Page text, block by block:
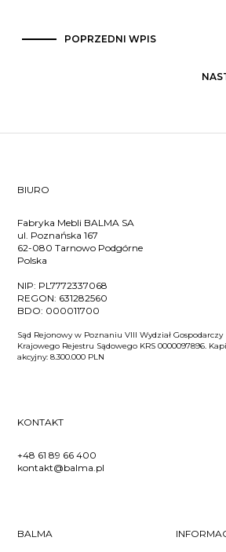
POPRZEDNI WPIS
BIURO
Fabryka Mebli BALMA SA
ul. Poznańska 167
62-080 Tarnowo Podgórne
Polska
NIP: PL7772337068
REGON: 631282560
BDO: 000011700
Sąd Rejonowy w Poznaniu VIII Wydział Gospodarczy
Krajowego Rejestru Sądowego KRS 0000097896.
akcyjny: 8.300.000 PLN
KONTAKT
+48 61 89 66 400
kontakt@balma.pl
BALMA